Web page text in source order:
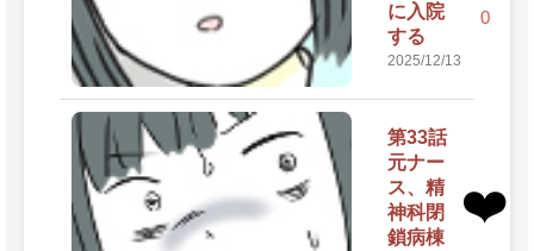
に入院
する
2025/12/13
0
第33話
元ナー
ス、精
神科閉
鎖病棟
❤️